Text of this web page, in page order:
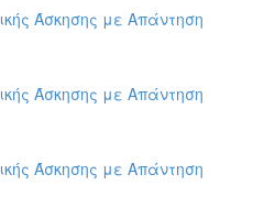
Άσκησης με Απάντηση
Άσκησης με Απάντηση
Άσκησης με Απάντηση